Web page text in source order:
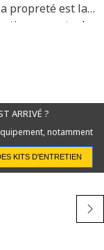
propreté est la
correcte de
ARRIVÉ ?
notamment
KITS D'ENTRETIEN